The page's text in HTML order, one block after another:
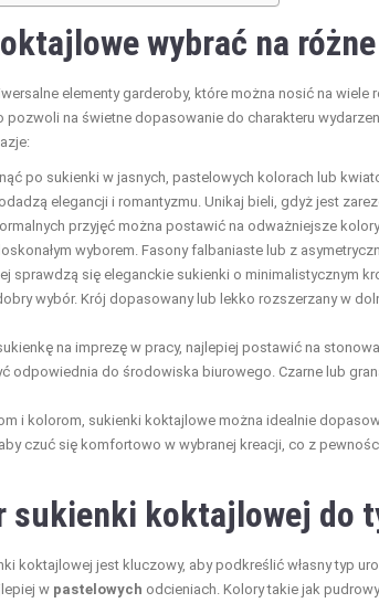
wybrać na
elementy garderoby, które można nosić na
na świetne dopasowanie do charakteru
po sukienki w jasnych, pastelowych kolorach lub
elegancji i romantyzmu. Unikaj bieli, gdyż jest
przyjęć można postawić na odważniejsze
wyborem. Fasony falbaniaste lub z
sprawdzą się eleganckie sukienki o minimalistycznym
wybór. Krój dopasowany lub lekko rozszerzany w
na imprezę w pracy, najlepiej postawić na
odpowiednia do środowiska biurowego. Czarne lub
i kolorom, sukienki koktajlowe można idealnie
czuć się komfortowo w wybranej kreacji, co z
sukienki koktajlowej do
koktajlowej jest kluczowy, aby podkreślić własny typ
w pastelowych odcieniach. Kolory takie jak